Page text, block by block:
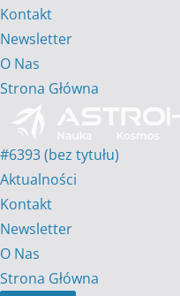
Kontakt
Newsletter
O Nas
Strona Główna
#6393 (bez tytułu)
Aktualności
Kontakt
Newsletter
O Nas
Strona Główna